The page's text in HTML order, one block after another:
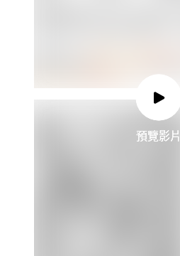
預覽影片
預覽影片